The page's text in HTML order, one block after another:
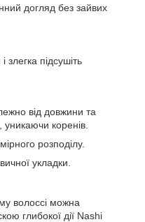
догляд без зайвих
підсушіть
від довжини та
уникаючи коренів.
розподілу.
укладки.
волоссі можна
глибокої дії Nashi